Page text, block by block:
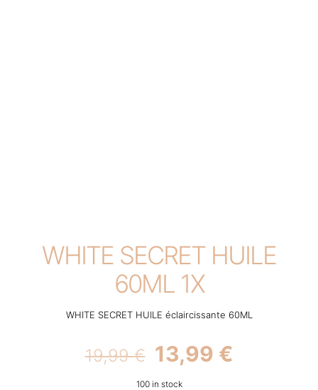
WHITE SECRET HUILE
60ML 1X
WHITE SECRET HUILE éclaircissante 60ML
19,99€ Original
price
13,99 €
100 in stock